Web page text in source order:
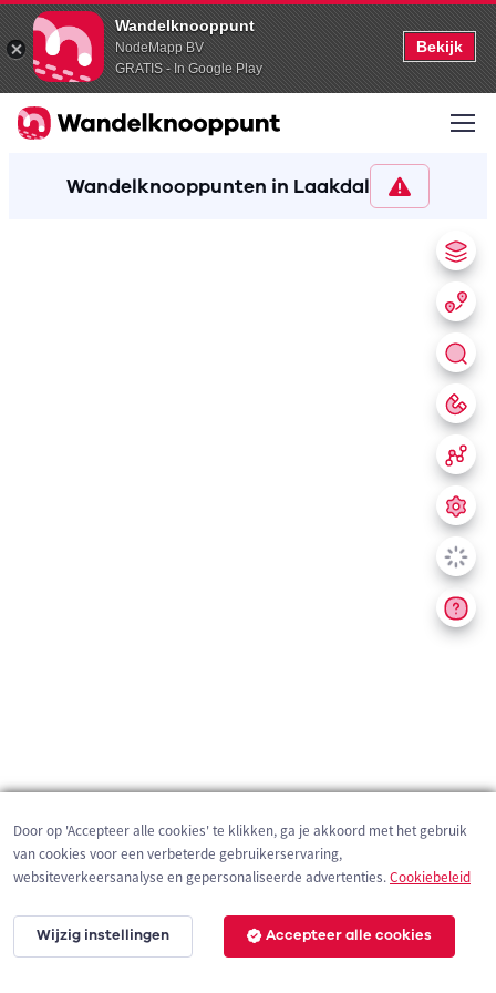
Wandelknooppunt
NodeMapp BV
GRATIS - In Google Play
Bekijk
Wandelknooppunten in Laakdal
2 km
Door op 'Accepteer alle cookies' te klikken, ga je akkoord met het gebruik
van cookies voor een verbeterde gebruikerservaring,
websiteverkeersanalyse en gepersonaliseerde advertenties.Cookiebeleid
Wijzig instellingen Accepteer alle cookies